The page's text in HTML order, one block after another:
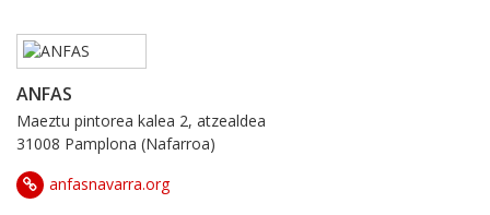
ANFAS
Maeztu pintorea kalea 2, atzealdea
31008 Pamplona (Nafarroa)
anfasnavarra.org